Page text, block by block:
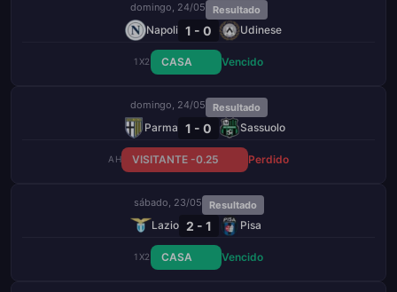
domingo, 24/05 Resultado
Napoli 1 - 0 Udinese
1X2 CASA Vencido
domingo, 24/05 Resultado
Parma 1 - 0 Sassuolo
AH VISITANTE -0.25 Perdido
sábado, 23/05 Resultado
Lazio 2 - 1 Pisa
1X2 CASA Vencido